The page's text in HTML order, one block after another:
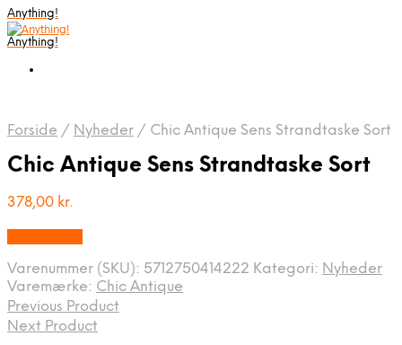
Anything!
Anything!
Forside / Nyheder / Chic Antique Sens Strandtaske Sort
Chic Antique Sens Strandtaske Sort
378,00 kr.
Varenummer (SKU): 5712750414222 Kategori: Nyheder
Varemærke: Chic Antique
Previous Product
Next Product